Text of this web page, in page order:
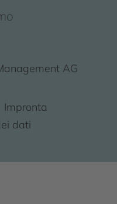
AG
Impronta
dati